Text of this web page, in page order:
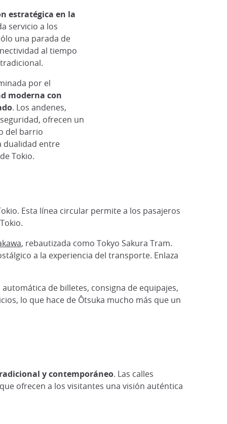
estratégica en la
servicio a los
una parada de
al tiempo
por el
moderna con
. Los andenes,
ofrecen un
del barrio
dualidad entre
Tokio.
Esta línea circular permite a los pasajeros
, rebautizada como Tokyo Sakura Tram.
a la experiencia del transporte. Enlaza
de billetes, consigna de equipajes,
lo que hace de Ôtsuka mucho más que un
y contemporáneo. Las calles
ofrecen a los visitantes una visión auténtica